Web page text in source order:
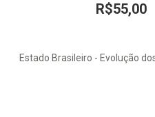
SCOOBY-DOO - O